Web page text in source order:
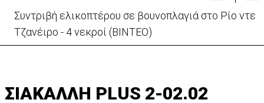
Στις φλόγες όχημα δίπλα σε χωράφι στη Λάρνακα -
Πρόλαβαν τα χειρότερα
ΣΙΑΚΑΛΛΗ PLUS 2-02.02